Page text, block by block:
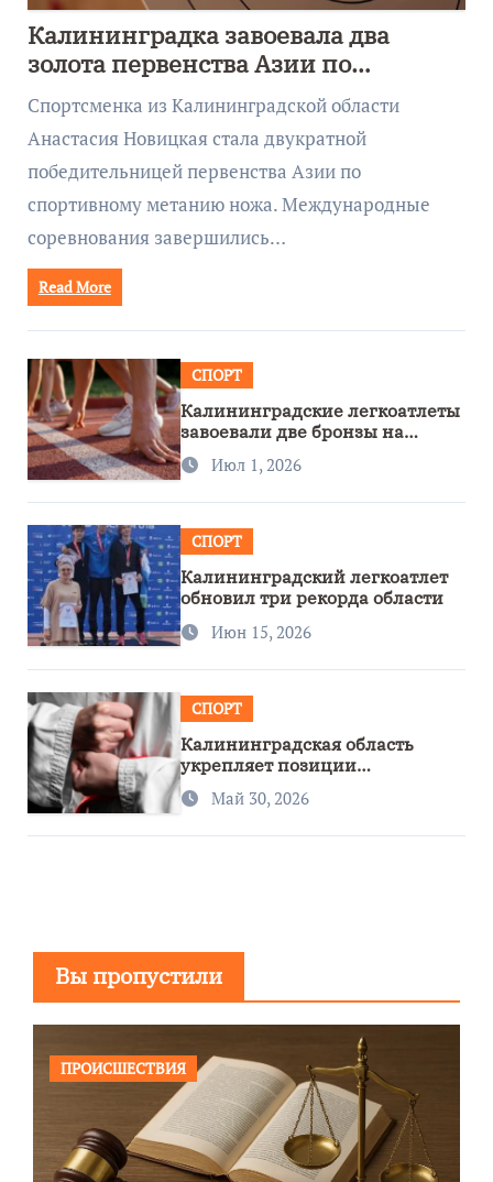
Калининградка завоевала два
золота первенства Азии по
метанию ножа
Спортсменка из Калининградской области
Анастасия Новицкая стала двукратной
победительницей первенства Азии по
спортивному метанию ножа. Международные
соревнования завершились…
Read More
СПОРТ
Калининградские легкоатлеты
завоевали две бронзы на
первенстве России
Июл 1, 2026
СПОРТ
Калининградский легкоатлет
обновил три рекорда области
Июн 15, 2026
СПОРТ
Калининградская область
укрепляет позиции
спортивного региона
Май 30, 2026
Вы пропустили
ПРОИСШЕСТВИЯ